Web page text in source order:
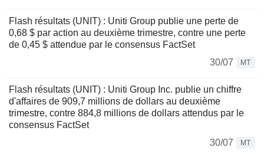
Flash résultats (UNIT) : Uniti Group publie une perte de
0,68 $ par action au deuxième trimestre, contre une perte
de 0,45 $ attendue par le consensus FactSet
30/07
MT
Flash résultats (UNIT) : Uniti Group Inc. publie un chiffre
d'affaires de 909,7 millions de dollars au deuxième
trimestre, contre 884,8 millions de dollars attendus par le
consensus FactSet
30/07
MT